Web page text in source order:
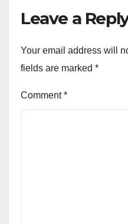
Leave a
Your email address will
fields are marked *
Comment*